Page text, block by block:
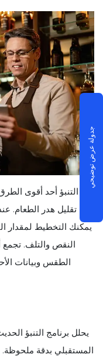
يعد التنبؤ أحد أقوى
تقليل هدر الطعام.
يمكنك التخطيط لمقدار
النقص والتلف. تجمع
الطقس وبيانات
يحلل برنامج التنبؤ
المستقبلي بدقة ملحوظة.
جدولة عرض توضيحي